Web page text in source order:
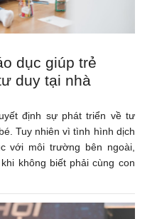
dục giúp trẻ
duy tại nhà
định sự phát triển về tư
Tuy nhiên vì tình hình dịch
với môi trường bên ngoài,
không biết phải cùng con